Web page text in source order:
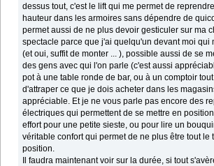
dessus tout, c'est le lift qui me permet de
hauteur dans les armoires sans dépendre de
permet aussi de ne plus devoir gesticuler sur ma
spectacle parce que j'ai quelqu'un devant moi qui
(et oui, suffit de monter ... ), possible aussi de se
des gens avec qui l'on parle (c'est aussi
pot à une table ronde de bar, ou à un comptoir
d'attraper ce que je dois acheter dans les
appréciable. Et je ne vous parle pas encore des
électriques qui permettent de se mettre en
effort pour une petite sieste, ou pour lire un
véritable confort qui permet de ne plus être tout le
position.
Il faudra maintenant voir sur la durée, si tout